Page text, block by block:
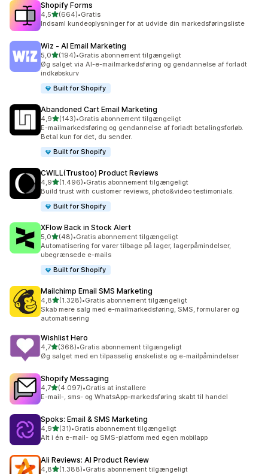
Shopify Forms
4,5ud af 5 stjerner
(664)
664 anmeldelser i alt
•Gratis
Indsaml kundeoplysninger for at udvide din markedsføringsliste
Wiz ‑ AI Email Marketing
5,0ud af 5 stjerner
(194)
194 anmeldelser i alt
•Gratis abonnement tilgængeligt
Øg salget via AI-e-mailmarkedsføring og gendannelse af forladt
indkøbskurv
Built for Shopify
Abandoned Cart Email Marketing
4,9ud af 5 stjerner
(143)
143 anmeldelser i alt
•Gratis abonnement tilgængeligt
E-mailmarkedsføring og gendannelse af forladt betalingsforløb.
Betal kun for det, du sender.
Built for Shopify
CWILL(Trustoo) Product Reviews
4,9ud af 5 stjerner
(1.496)
1496 anmeldelser i alt
•Gratis abonnement tilgængeligt
Build trust with customer reviews, photo&video testimonials.
Built for Shopify
XFlow Back in Stock Alert
5,0ud af 5 stjerner
(48)
48 anmeldelser i alt
•Gratis abonnement tilgængeligt
Automatisering for varer tilbage på lager, lagerpåmindelser,
ubegrænsede e-mails
Built for Shopify
Mailchimp Email SMS Marketing
4,8ud af 5 stjerner
(1.328)
1328 anmeldelser i alt
•Gratis abonnement tilgængeligt
Skab mere salg med e-mailmarkedsføring, SMS, formularer og
automatisering
Wishlist Hero
4,7ud af 5 stjerner
(368)
368 anmeldelser i alt
•Gratis abonnement tilgængeligt
Øg salget med en tilpasselig ønskeliste og e-mailpåmindelser
Shopify Messaging
4,7ud af 5 stjerner
(4.097)
4097 anmeldelser i alt
•Gratis at installere
E-mail-, sms- og WhatsApp-markedsføring skabt til handel
Spoks: Email & SMS Marketing
4,9ud af 5 stjerner
(31)
31 anmeldelser i alt
•Gratis abonnement tilgængeligt
Alt i én e-mail- og SMS-platform med egen mobilapp
Ali Reviews: AI Product Review
4,8ud af 5 stjerner
(1.388)•Gratis abonnement tilgængeligt